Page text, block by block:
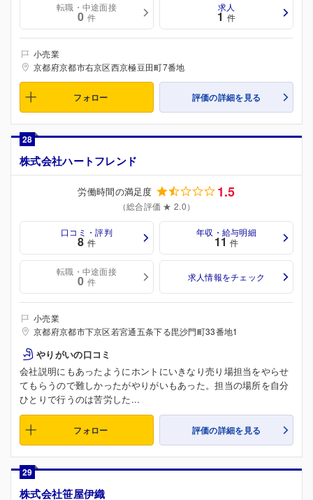
転職・中途面接
0 件
求人
1 件
小売業
京都府京都市右京区西京極豆田町7番地
フォロー 評価の詳細を見る
28
株式会社ハートフレンド
労働時間の満足度 1.5
（総合評価 ★ 2.0）
口コミ・評判
8 件
年収・給与明細
11 件
転職・中途面接
0 件 求人情報をチェック
小売業
京都府京都市下京区若宮通五条下る毘沙門町33番地1
やりがいの口コミ
会社説明にもあったようにホントにいきなり売り場担当をやらせ
てもらうので難しかったがやりがいもあった。担当の場所を自分
ひとりで行うのは苦労した...
フォロー 評価の詳細を見る
29
株式会社笹屋伊織